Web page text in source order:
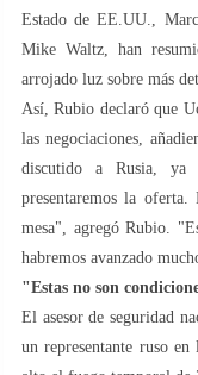
Estado de EE.UU.,
Mike Waltz, han
arrojado luz sobre más
Así, Rubio declaró que
las negociaciones,
discutido a Rusia,
presentaremos la
mesa", agregó Rubio.
habremos avanzado
"Estas no son
El asesor de seguridad
un representante ruso